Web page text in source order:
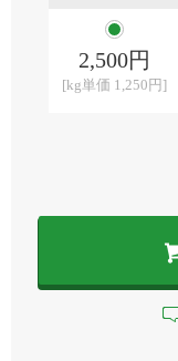
2,500円
[kg単価 1,250円]